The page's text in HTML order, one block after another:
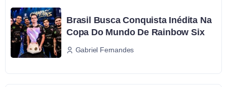
Brasil Busca Conquista Inédita Na
Copa Do Mundo De Rainbow Six
Gabriel Fernandes